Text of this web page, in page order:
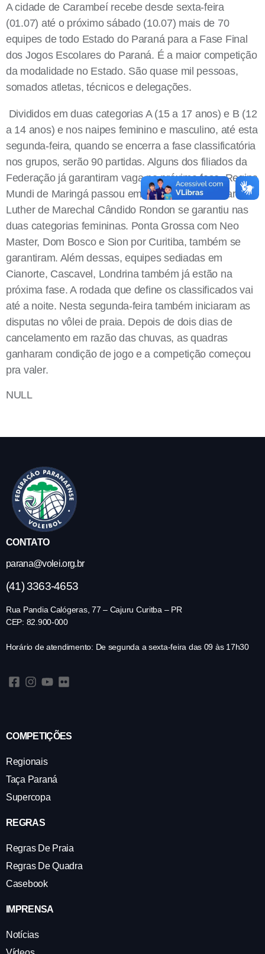
A cidade de Carambeí recebe desde sexta-feira
(01.07) até o próximo sábado (10.07) mais de 70
equipes de todo Estado do Paraná para a Fase Final
dos Jogos Escolares do Paraná. É a maior competição
da modalidade no Estado. São quase mil pessoas,
somados atletas, técnicos e delegações.
Divididos em duas categorias A (15 a 17 anos) e B (12
a 14 anos) e nos naipes feminino e masculino, até esta
segunda-feira, quando se encerra a fase classificatória
nos grupos, serão 90 partidas. Alguns dos filiados da
Federação já garantiram vaga na próxima fase. Regina
Mundi de Maringá passou em três categorias, Martin
Luther de Marechal Cândido Rondon se garantiu nas
duas categorias femininas. Ponta Grossa com Neo
Master, Dom Bosco e Sion por Curitiba, também se
garantiram. Além dessas, equipes sediadas em
Cianorte, Cascavel, Londrina também já estão na
próxima fase. A rodada que define os classificados vai
até a noite. Nesta segunda-feira também iniciaram as
disputas no vôlei de praia. Depois de dois dias de
cancelamento em razão das chuvas, as quadras
ganharam condição de jogo e a competição começou
pra valer.
NULL
CONTATO
parana@volei.org.br
(41) 3363-4653
Rua Pandia Calógeras, 77 – Cajuru Curitba – PR
CEP: 82.900-000
Horário de atendimento: De segunda a sexta-feira das 09 às 17h30
COMPETIÇÕES
Regionais
Taça Paraná
Supercopa
REGRAS
Regras De Praia
Regras De Quadra
Casebook
IMPRENSA
Notícias